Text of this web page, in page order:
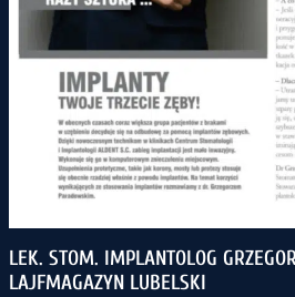
LEK. STOM. IMPLANTOLOG
LAJFMAGAZYN LUBELSKI